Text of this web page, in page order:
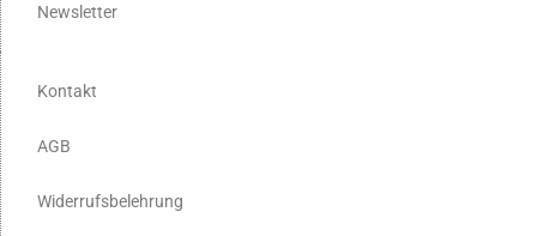
Newsletter
Kontakt
AGB
Widerrufsbelehrung